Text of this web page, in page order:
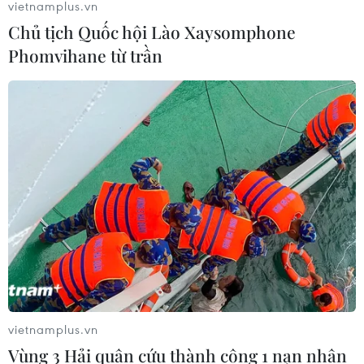
Phố Wall lập kỷ lục mới nhờ đà tăng
của nhóm cổ phiếu AI
05/08/2026 00:37
Tỷ phú Jeff Bezos bán 15 triệu cổ
phiếu Amazon trị giá hơn 4 tỷ USD
04/08/2026 23:29
Phố Wall lập đỉnh lịch sử khi giá dầu
lao dốc mạnh
vietnamplus.vn
Chủ tịch Quốc hội Lào Xaysomphone
Phomvihane từ trần
vietnamplus.vn
Vùng 3 Hải quân cứu thành công 1 nạn nhân